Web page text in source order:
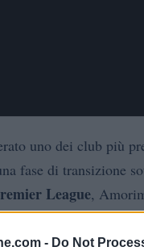
- Do Not
uno dei club più
fase di transizione
League,
rispetto alla scorsa